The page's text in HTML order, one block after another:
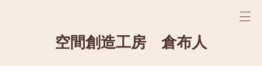
空間創造工房 倉布人